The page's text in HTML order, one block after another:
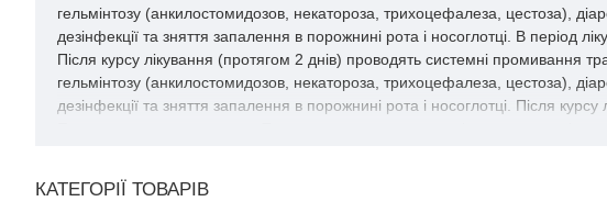
гельмінтозу (анкилостомидозов, некатороза, трихоцефалеза, цестоза),
дезінфекції та зняття запалення в порожнині рота і носоглотці. В період
Після курсу лікування (протягом 2 днів) проводять системні промивання
гельмінтозу (анкилостомидозов, некатороза, трихоцефалеза, цестоза),
дезінфекції та зняття запалення в порожнині рота і носоглотці. Після
Показання до застосування Тимол призначається для лікування
трихоцефалеза, цестоза), діареї, метеоризму, халітоза, екземи, свербежу,
КАТЕГОРІЇ ТОВАРІВ